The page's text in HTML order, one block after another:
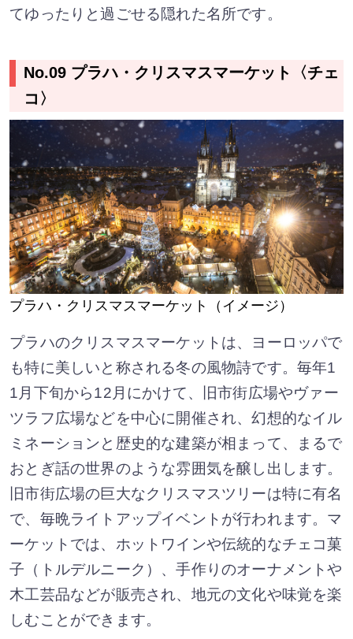
てゆったりと過ごせる隠れた名所です。
No.09 プラハ・クリスマスマーケット〈チェ
コ〉
プラハ・クリスマスマーケット（イメージ）
プラハのクリスマスマーケットは、ヨーロッパで
も特に美しいと称される冬の風物詩です。毎年1
1月下旬から12月にかけて、旧市街広場やヴァー
ツラフ広場などを中心に開催され、幻想的なイル
ミネーションと歴史的な建築が相まって、まるで
おとぎ話の世界のような雰囲気を醸し出します。
旧市街広場の巨大なクリスマスツリーは特に有名
で、毎晩ライトアップイベントが行われます。マ
ーケットでは、ホットワインや伝統的なチェコ菓
子（トルデルニーク）、手作りのオーナメントや
木工芸品などが販売され、地元の文化や味覚を楽
しむことができます。